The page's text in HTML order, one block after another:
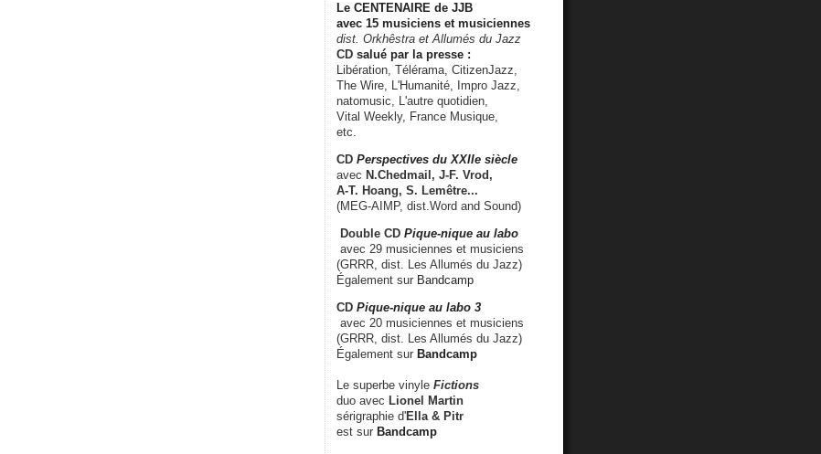
Le CENTENAIRE de JJB
avec 15 musiciens et musiciennes
dist. Orkhêstra et Allumés du Jazz
CD salué par la presse :
Libération, Télérama, CitizenJazz,
The Wire, L'Humanité, Impro Jazz,
natomusic, L'autre quotidien,
Vital Weekly, France Musique,
etc.
CD Perspectives du XXIIe siècle
avec N.Chedmail, J-F. Vrod,
A-T. Hoang, S. Lemêtre...
(MEG-AIMP, dist.Word and Sound)
Double CD Pique-nique au labo
avec 29 musiciennes et musiciens
(GRRR, dist. Les Allumés du Jazz)
Également sur Bandcamp
CD Pique-nique au labo 3
avec 20 musiciennes et musiciens
(GRRR, dist. Les Allumés du Jazz)
Également sur Bandcamp
Le superbe vinyle Fictions
duo avec Lionel Martin
sérigraphie d'Ella & Pitr
est sur Bandcamp